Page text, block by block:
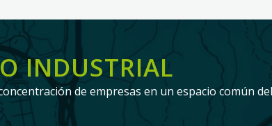
INDUSTRIAL
de empresas en un espacio común